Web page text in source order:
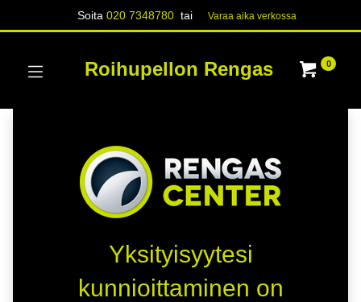
Soita020 7348780 tai Varaa aika verk​​​​ossa
Roihupellon Rengas 0
Yksityisyytesi
kunnioittaminen on